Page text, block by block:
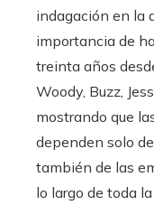
indagación en la
importancia de
treinta años
Woody, Buzz,
mostrando que
dependen solo
también de las
lo largo de toda la